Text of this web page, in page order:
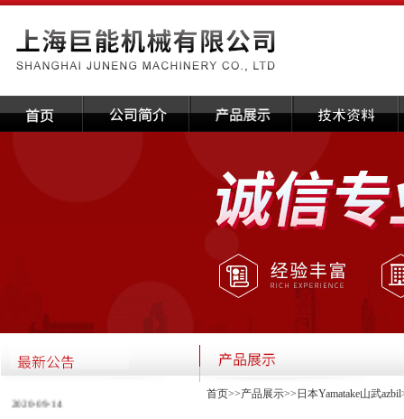
首页>>产品展示>> 日本Yamatake山武azbil